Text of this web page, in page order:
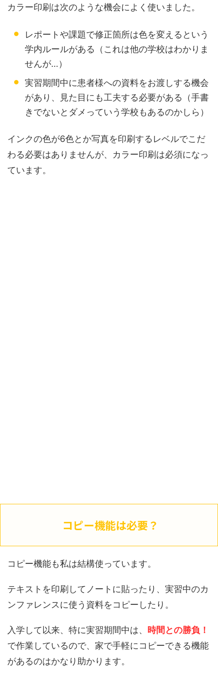
カラー印刷は次のような機会によく使いました。
レポートや課題で修正箇所は色を変えるという
学内ルールがある（これは他の学校はわかりま
せんが…）
実習期間中に患者様への資料をお渡しする機会
があり、見た目にも工夫する必要がある（手書
きでないとダメっていう学校もあるのかしら）
インクの色が6色とか写真を印刷するレベルでこだ
わる必要はありませんが、カラー印刷は必須になっ
ています。
コピー機能は必要？
コピー機能も私は結構使っています。
テキストを印刷してノートに貼ったり、実習中のカ
ンファレンスに使う資料をコピーしたり。
入学して以来、特に実習期間中は、 時間との勝負！
で作業しているので、家で手軽にコピーできる機能
があるのはかなり助かります。